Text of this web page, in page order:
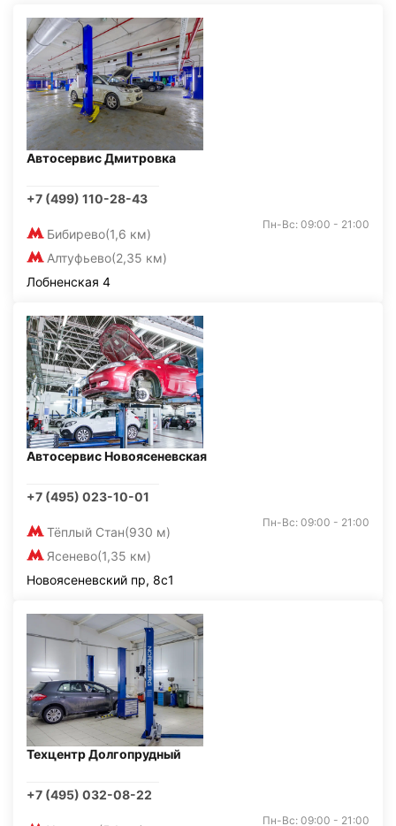
Автосервис Дмитровка
+7 (499) 110-28-43
Бибирево(1,6 км)
Алтуфьево(2,35 км)
Пн-Вс: 09:00 - 21:00
Лобненская 4
Автосервис Новоясеневская
+7 (495) 023-10-01
Тёплый Стан(930 м)
Ясенево(1,35 км)
Пн-Вс: 09:00 - 21:00
Новоясеневский пр, 8с1
Техцентр Долгопрудный
+7 (495) 032-08-22
Пн-Вс: 09:00 - 21:00